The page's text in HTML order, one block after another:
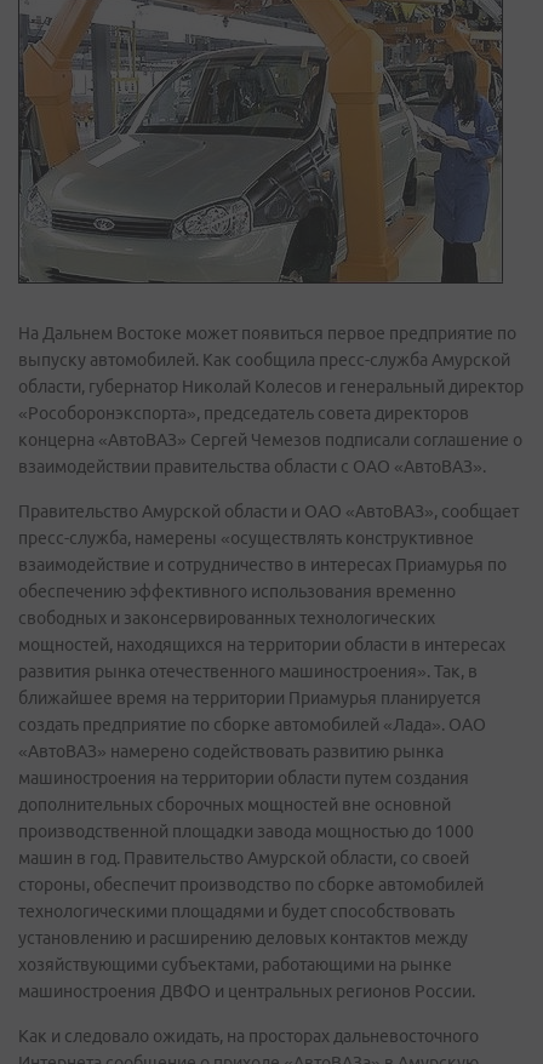
На Дальнем Востоке может появиться первое предприятие по
выпуску автомобилей. Как сообщила пресс-служба Амурской
области, губернатор Николай Колесов и генеральный директор
«Рособоронэкспорта», председатель совета директоров
концерна «АвтоВАЗ» Сергей Чемезов подписали соглашение о
взаимодействии правительства области с ОАО «АвтоВАЗ».
Правительство Амурской области и ОАО «АвтоВАЗ», сообщает
пресс-служба, намерены «осуществлять конструктивное
взаимодействие и сотрудничество в интересах Приамурья по
обеспечению эффективного использования временно
свободных и законсервированных технологических
мощностей, находящихся на территории области в интересах
развития рынка отечественного машиностроения». Так, в
ближайшее время на территории Приамурья планируется
создать предприятие по сборке автомобилей «Лада». ОАО
«АвтоВАЗ» намерено содействовать развитию рынка
машиностроения на территории области путем создания
дополнительных сборочных мощностей вне основной
производственной площадки завода мощностью до 1000
машин в год. Правительство Амурской области, со своей
стороны, обеспечит производство по сборке автомобилей
технологическими площадями и будет способствовать
установлению и расширению деловых контактов между
хозяйствующими субъектами, работающими на рынке
машиностроения ДВФО и центральных регионов России.
Как и следовало ожидать, на просторах дальневосточного